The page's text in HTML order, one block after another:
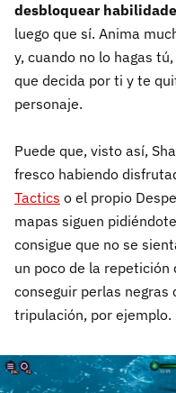
desbloquear
luego que sí. Anima
y, cuando no lo hagas
que decida por ti y te
personaje.
Puede que, visto así,
fresco habiendo
Tactics o el propio
mapas siguen
consigue que no se
un poco de la repetición
conseguir perlas
tripulación, por ejemplo.